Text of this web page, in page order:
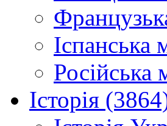
Іспанська
Російська
Історія